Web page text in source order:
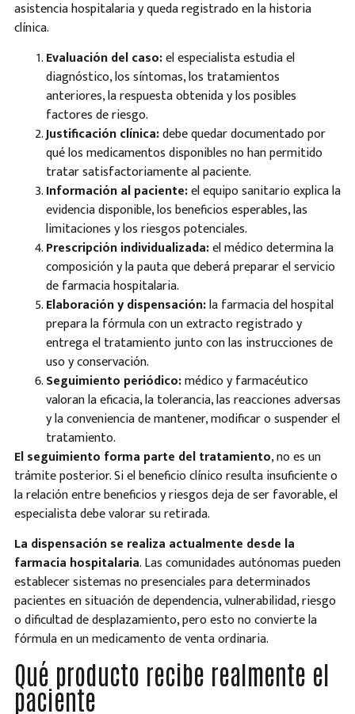
asistencia hospitalaria y queda registrado en la historia
clínica.
Evaluación del caso:el especialista estudia el
diagnóstico, los síntomas, los tratamientos
anteriores, la respuesta obtenida y los posibles
factores de riesgo.
Justificación clínica:debe quedar documentado por
qué los medicamentos disponibles no han permitido
tratar satisfactoriamente al paciente.
Información al paciente:el equipo sanitario explica la
evidencia disponible, los beneficios esperables, las
limitaciones y los riesgos potenciales.
Prescripción individualizada:el médico determina la
composición y la pauta que deberá preparar el servicio
de farmacia hospitalaria.
Elaboración y dispensación:la farmacia del hospital
prepara la fórmula con un extracto registrado y
entrega el tratamiento junto con las instrucciones de
uso y conservación.
Seguimiento periódico:médico y farmacéutico
valoran la eficacia, la tolerancia, las reacciones adversas
y la conveniencia de mantener, modificar o suspender el
tratamiento.
El seguimiento forma parte del tratamiento, no es un
trámite posterior. Si el beneficio clínico resulta insuficiente o
la relación entre beneficios y riesgos deja de ser favorable, el
especialista debe valorar su retirada.
La dispensación se realiza actualmente desde la
farmacia hospitalaria. Las comunidades autónomas pueden
establecer sistemas no presenciales para determinados
pacientes en situación de dependencia, vulnerabilidad, riesgo
o dificultad de desplazamiento, pero esto no convierte la
fórmula en un medicamento de venta ordinaria.
Qué producto recibe realmente el
paciente